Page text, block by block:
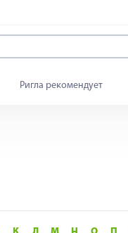
Ригла рекомендует